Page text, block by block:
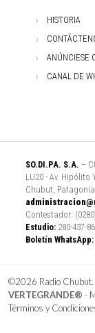
HISTORIA
ANÚNCIESE
CANAL DE
SO.DI.PA. S.A. –
LU20 - Av. Hipólito
Chubut,
Contestador:
Estudio: 280-437-
Boletín WhatsApp:
©2026 Radio Chubut.
VERTEGRANDE® -
Términos y